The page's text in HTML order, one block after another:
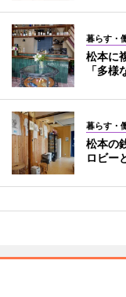
暮らす・
松本に
「多
暮らす・
松本の
ロビー